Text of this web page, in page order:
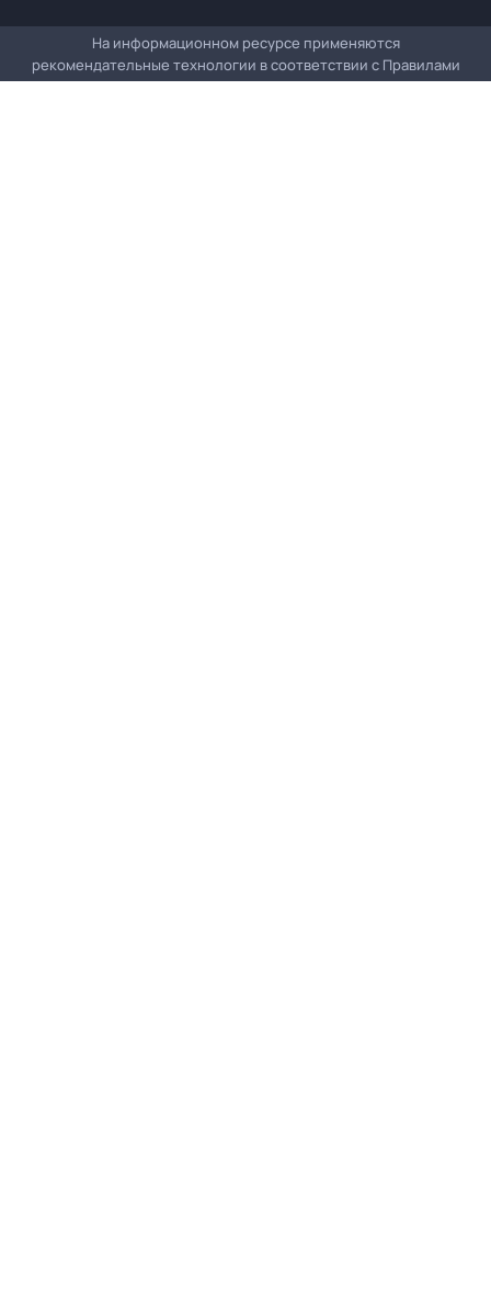
На информационном ресурсе применяются
рекомендательные технологии в соответствии с Правилами